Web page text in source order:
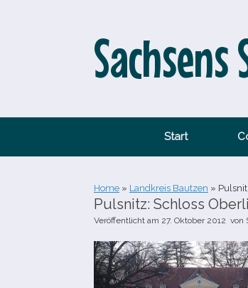
Sachsens
Start
Home » Landkreis Bautzen »
Pulsnitz: Schloss
Veröffentlicht am 27. Oktober 2012 von